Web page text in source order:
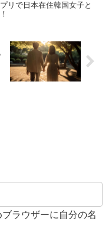
リで日本在住韓国女子と
ラウザーに自分の名